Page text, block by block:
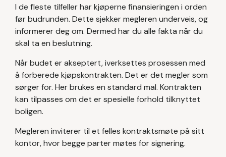
I de fleste tilfeller har kjøperne finansieringen i orden
før budrunden. Dette sjekker megleren underveis, og
informerer deg om. Dermed har du alle fakta når du
skal ta en beslutning.
Når budet er akseptert, iverksettes prosessen med
å forberede kjøpskontrakten. Det er det megler som
sørger for. Her brukes en standard mal. Kontrakten
kan tilpasses om det er spesielle forhold tilknyttet
boligen.
Megleren inviterer til et felles kontraktsmøte på sitt
kontor, hvor begge parter møtes for signering.